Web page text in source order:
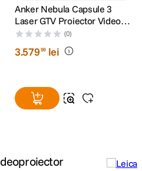
Anker Nebula Capsule 3
Laser GTV Proiector Video
Portabil 1080p WiFi 300
ANSI Lumeni Dolby Digital
Negru
(0)
3.57999 lei